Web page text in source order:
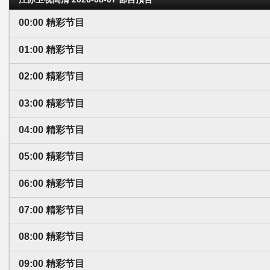
00:00 精彩节目
01:00 精彩节目
02:00 精彩节目
03:00 精彩节目
04:00 精彩节目
05:00 精彩节目
06:00 精彩节目
07:00 精彩节目
08:00 精彩节目
09:00 精彩节目